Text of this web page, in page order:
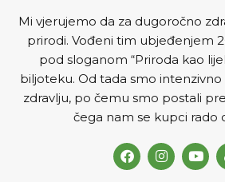
Mi vjerujemo da za dugoročno
prirodi. Vođeni tim ubjeđenjem
pod sloganom “Priroda kao
biljoteku. Od tada smo
zdravlju, po čemu smo postali
čega nam se kupci rado